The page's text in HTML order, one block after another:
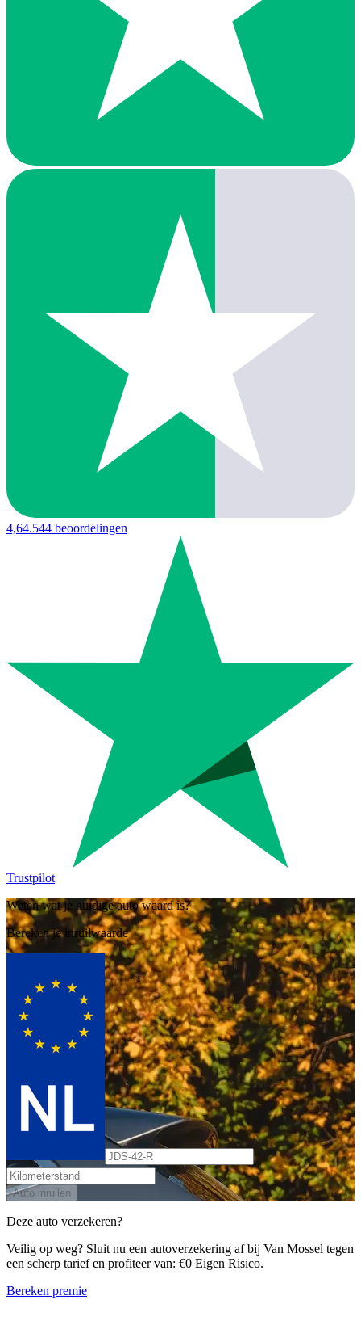
4,64.544 beoordelingen
Trustpilot
Weten wat je huidige auto waard is?
Bereken je inruilwaarde
Auto inruilen
Deze auto verzekeren?
Veilig op weg? Sluit nu een autoverzekering af bij Van Mossel tegen
een scherp tarief en profiteer van: €0 Eigen Risico.
Bereken premie